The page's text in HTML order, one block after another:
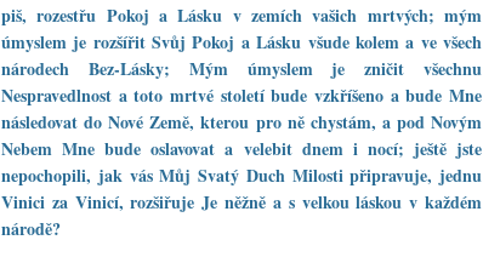
piš, rozestřu Pokoj a Lásku v zemích vašich mrtvých; mým
úmyslem je rozšířit Svůj Pokoj a Lásku všude kolem a ve všech
národech Bez-Lásky; Mým úmyslem je zničit všechnu
Nespravedlnost a toto mrtvé století bude vzkříšeno a bude Mne
následovat do Nové Země, kterou pro ně chystám, a pod Novým
Nebem Mne bude oslavovat a velebit dnem i nocí; ještě jste
nepochopili, jak vás Můj Svatý Duch Milosti připravuje, jednu
Vinici za Vinicí, rozšiřuje Je něžně a s velkou láskou v každém
národě?